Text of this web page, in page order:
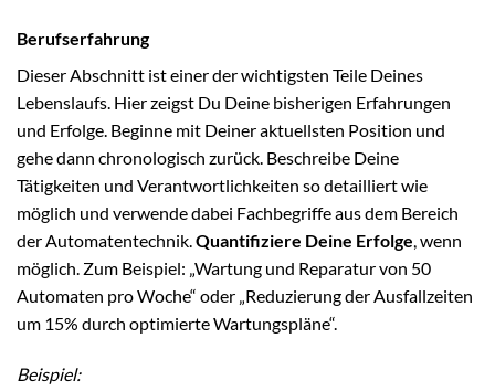
Berufserfahrung
Dieser Abschnitt ist einer der wichtigsten Teile Deines
Lebenslaufs. Hier zeigst Du Deine bisherigen Erfahrungen
und Erfolge. Beginne mit Deiner aktuellsten Position und
gehe dann chronologisch zurück. Beschreibe Deine
Tätigkeiten und Verantwortlichkeiten so detailliert wie
möglich und verwende dabei Fachbegriffe aus dem Bereich
der Automatentechnik.Quantifiziere Deine Erfolge, wenn
möglich. Zum Beispiel: „Wartung und Reparatur von 50
Automaten pro Woche“ oder „Reduzierung der Ausfallzeiten
um 15% durch optimierte Wartungspläne“.
Beispiel: